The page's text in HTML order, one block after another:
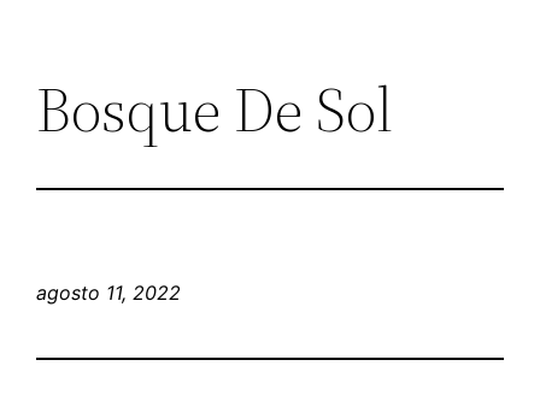
Bosque De Sol
agosto 11, 2022